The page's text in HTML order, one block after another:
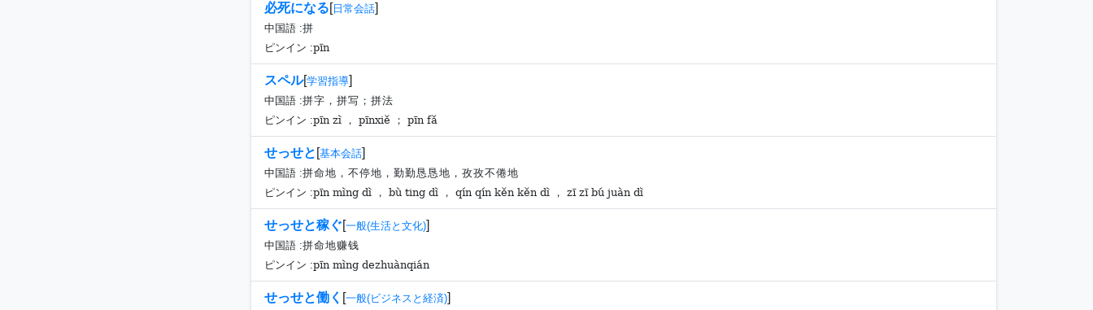
必死になる[ 日常会話]
中国語 :拼
ピンイン :pīn
スペル[学習指導]
中国語 :拼字，拼写；拼法
ピンイン :pīn zì ， pīnxiě ； pīn fǎ
せっせと [基本会話]
中国語 :拼命地，不停地，勤勤恳恳地，孜孜不倦地
ピンイン :pīn mìng dì ， bù ting dì ， qín qín kěn kěn dì ， zī zī bú juàn dì
せっせと稼ぐ[一般(生活と文化)]
中国語 :拼命地赚钱
ピンイン :pīn mìng dezhuànqián
せっせと働く [一般(ビジネスと経済)]